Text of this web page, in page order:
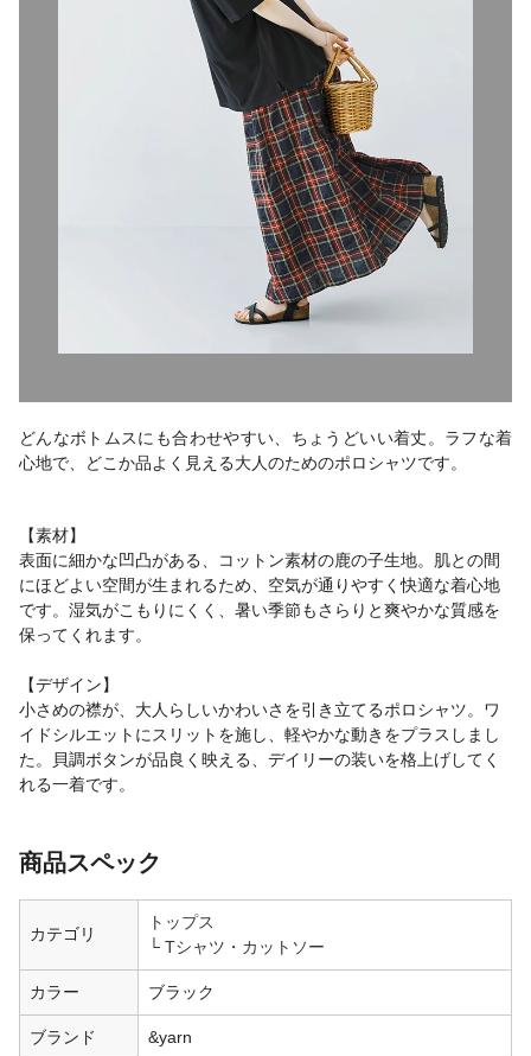
どんなボトムスにも合わせやすい、ちょうどいい着丈。ラフな着
心地で、どこか品よく見える大人のためのポロシャツです。
【素材】
表面に細かな凹凸がある、コットン素材の鹿の子生地。肌との間
にほどよい空間が生まれるため、空気が通りやすく快適な着心地
です。湿気がこもりにくく、暑い季節もさらりと爽やかな質感を
保ってくれます。
【デザイン】
小さめの襟が、大人らしいかわいさを引き立てるポロシャツ。ワ
イドシルエットにスリットを施し、軽やかな動きをプラスしまし
た。貝調ボタンが品良く映える、デイリーの装いを格上げしてく
れる一着です。
商品スペック
カテゴリ
トップス
Tシャツ・カットソー
カラー ブラック
ブランド &yarn